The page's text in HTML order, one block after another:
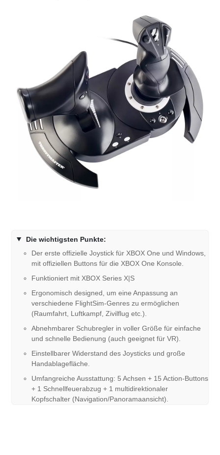
Die wichtigsten Punkte:
Der erste offizielle Joystick für XBOX One und Windows,
mit offiziellen Buttons für die XBOX One Konsole.
Funktioniert mit XBOX Series X|S
Ergonomisch designed, um eine Anpassung an
verschiedene FlightSim-Genres zu ermöglichen
(Raumfahrt, Luftkampf, Zivilflug etc.).
Abnehmbarer Schubregler in voller Größe für einfache
und schnelle Bedienung (auch geeignet für VR).
Einstellbarer Widerstand des Joysticks und große
Handablagefläche.
Umfangreiche Ausstattung: 5 Achsen + 15 Action-Buttons
+ 1 Schnellfeuerabzug + 1 multidirektionaler
Kopfschalter (Navigation/Panoramaansicht).